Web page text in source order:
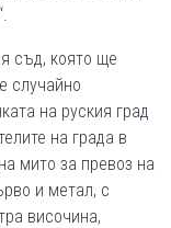
съд, която ще
случайно
на руския град
на града в
мито за превоз на
и метал, с
височина,